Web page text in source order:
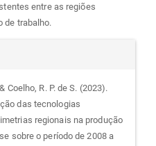
entre as regiões
de trabalho.
Coelho, R. P. de S. (2023).
das tecnologias
regionais na produção
sobre o período de 2008 a